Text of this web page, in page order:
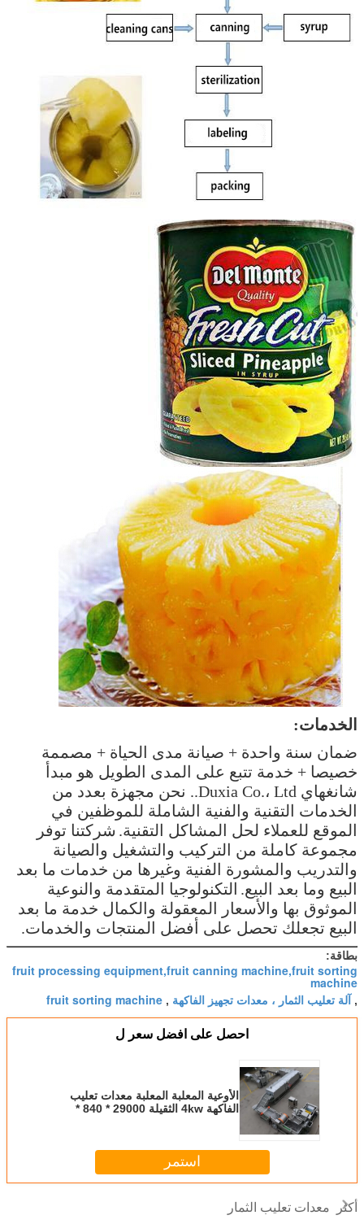
الخدمات:
ضمان سنة واحدة + صيانة مدى الحياة + مصممة
خصيصا + خدمة تتبع على المدى الطويل هو مبدأ
شانغهاي Duxia Co.، Ltd.. نحن مجهزة بعدد من
الخدمات التقنية والفنية الشاملة للموظفين في
الموقع للعملاء لحل المشاكل التقنية. شركتنا توفر
مجموعة كاملة من التركيب والتشغيل والصيانة
والتدريب والمشورة الفنية وغيرها من خدمات ما بعد
البيع وما بعد البيع. التكنولوجيا المتقدمة والنوعية
الموثوق بها والأسعار المعقولة والكمال خدمة ما بعد
البيع تجعلك تحصل على أفضل المنتجات والخدمات.
بطاقة:
fruit processing equipment,fruit canning machine,fruit sorting
machine
, آلة تعليب الثمار ، معدات تجهيز الفاكهة ,
fruit sorting machine
احصل على افضل سعر ل
الأوعية المعلبة المعلبة معدات تعليب
الفاكهة 4kw الثقيلة 29000 * 840 *
استمر
أكثر معدات تعليب الثمار